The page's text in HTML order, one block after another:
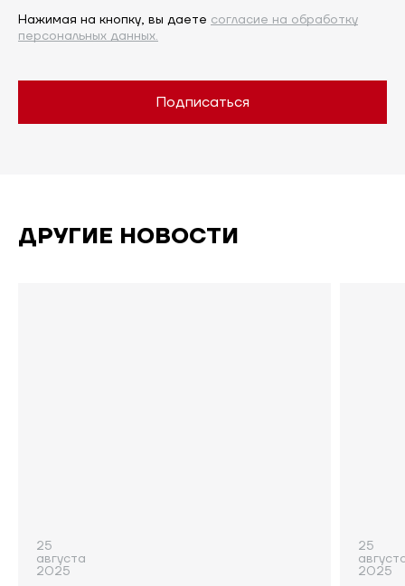
Нажимая на кнопку, вы даете согласие на обработку
персональных данных.
Подписаться
ДРУГИЕ НОВОСТИ
25
августа
2025
25
2025